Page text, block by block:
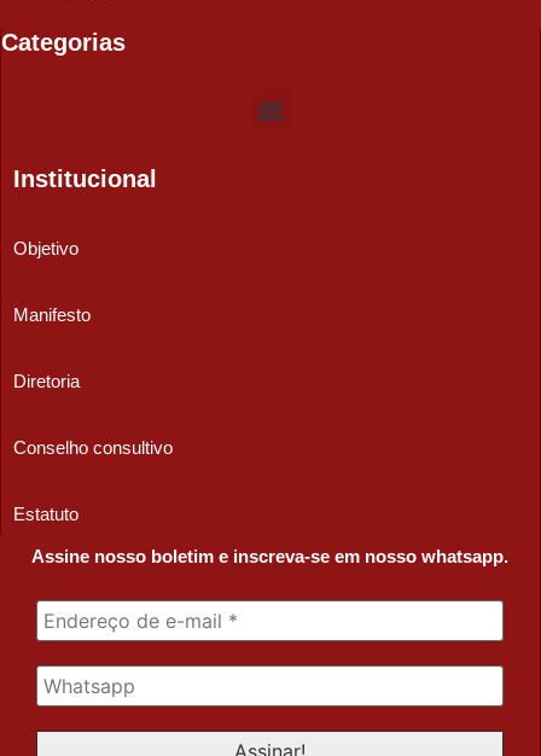
Categorias
Institucional
Objetivo
Manifesto
Diretoria
Conselho consultivo
Estatuto
Assine nosso boletim e inscreva-se em nosso whatsapp.